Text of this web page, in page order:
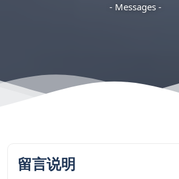
- Messages -
留言说明